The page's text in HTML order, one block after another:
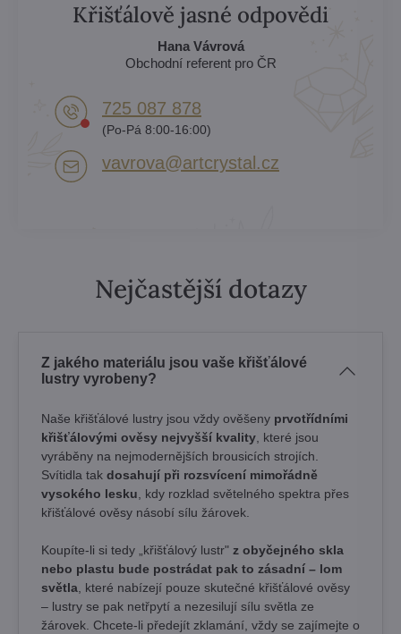
Křišťálově jasné odpovědi
Hana Vávrová
Obchodní referent pro ČR
725 087 878​
(Po-Pá 8:00-16:00)
vavrova​@artcrystal​.cz
Nejčastější dotazy
Z jakého materiálu jsou vaše křišťálové
lustry vyrobeny?
Naše křišťálové lustry jsou vždy ověšeny prvotřídními
křišťálovými ověsy nejvyšší kvality, které jsou
vyráběny na nejmodernějších brousicích strojích.
Svítidla tak dosahují při rozsvícení mimořádně
vysokého lesku, kdy rozklad světelného spektra přes
křišťálové ověsy násobí sílu žárovek. ​
Koupíte-li si tedy „křišťálový lustr" z obyčejného skla
nebo plastu bude postrádat pak to zásadní – lom
světla, které nabízejí pouze skutečné křišťálové ověsy
– lustry se pak netřpytí a nezesilují sílu světla ze
žárovek. Chcete-li předejít zklamání, vždy se zajímejte o